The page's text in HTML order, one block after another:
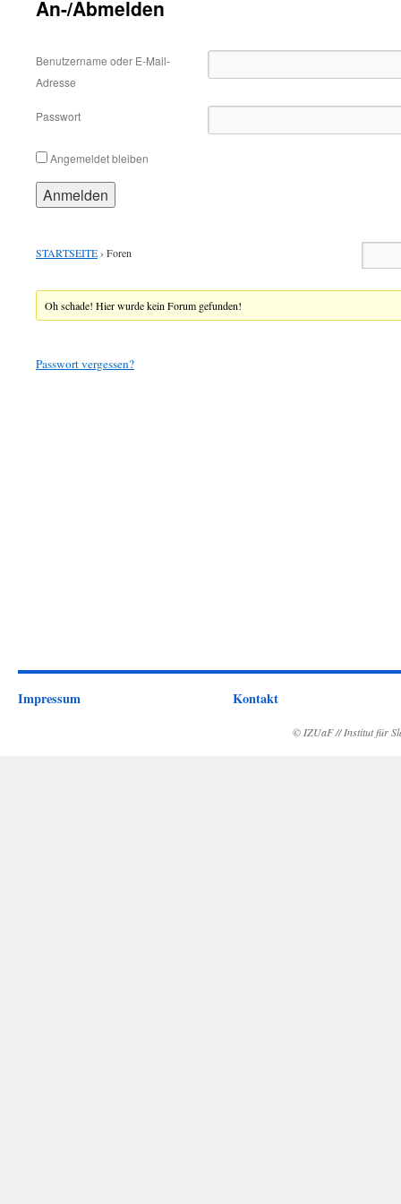
An-/Abmelden
Benutzername oder E-Mail-
Adresse
Passwort
Angemeldet bleiben
STARTSEITE› Foren
Oh schade! Hier wurde kein Forum gefunden!
Passwort vergessen?
Impressum Kontakt
© IZUaF // Institut für